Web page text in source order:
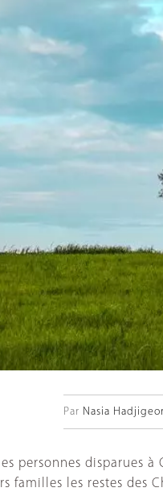
Par Nasia
personnes disparues
familles les restes des